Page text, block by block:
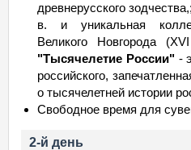
древнерусского
в. и уникальная
Великого Новгорода
"Тысячелетие России"-
российского,
о тысячелетней истории
Свободное время для
2-й день